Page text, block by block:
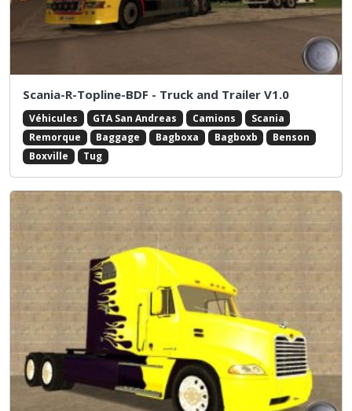
Scania-R-Topline-BDF - Truck and Trailer V1.0
Véhicules GTA San Andreas Camions
Scania
Remorque
Baggage Bagboxa Bagboxb
Benson
Boxville
Tug